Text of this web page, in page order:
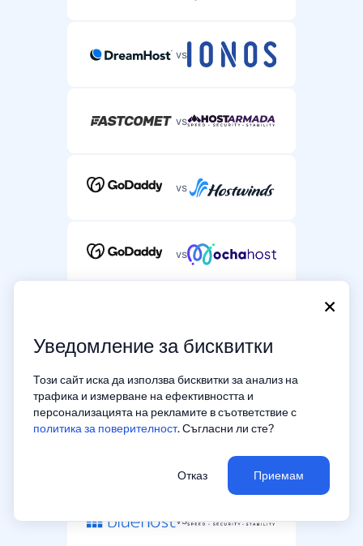
×
Уведомление за бисквитки
Този сайт иска да използва бисквитки за анализ на
трафика и измерване на ефективността и
персонализацията на рекламите в съответствие с
политика за поверителност. Съгласни ли сте?
Отказ Приемам
vs
vs
vs
vs
vs
vs